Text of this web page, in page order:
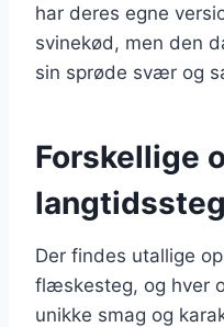
har deres egne
svinekød, men den
sin sprøde svær og
Forskellige
Der findes utallige
flæskesteg, og hver
unikke smag og